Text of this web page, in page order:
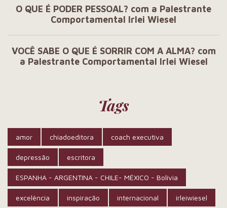
O QUE É PODER PESSOAL? com a Palestrante
Comportamental Irlei Wiesel
VOCÊ SABE O QUE É SORRIR COM A ALMA? com
a Palestrante Comportamental Irlei Wiesel
Tags
amor chiadoeditora coach executiva
depressão escritora
ESPANHA - ARGENTINA - CHILE- MÉXICO - Bolívia
excelência inspiração internacional irleiwiesel